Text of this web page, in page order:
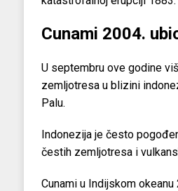
Cunami 2004.
U septembru ove godine
zemljotresa u blizini
Palu.
Indonezija je često
čestih zemljotresa i
Cunami u Indijskom